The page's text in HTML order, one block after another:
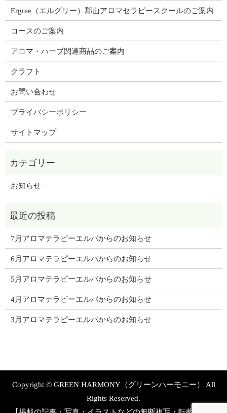
Ergree（エルグリー）郡山アロマセラピースクールのご案内
コースのご案内
アロマ・ハーブ関連商品のご案内
クラフト
お問い合わせ
プライバシーポリシー
サイトマップ
お知らせ
7月アロマテラピーエルバからのお知らせ
6月アロマテラピーエルバからのお知らせ
5月アロマテラピーエルバからのお知らせ
4月アロマテラピーエルバからのお知らせ
3月アロマテラピーエルバからのお知らせ
Copyright © GREEN HARMONY（グリーンハーモニー） All
Rights Reserved.